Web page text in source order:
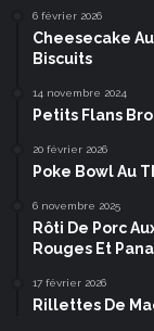
6 février 2026
Cheesecake
Biscuits
14 novembre 2024
Petits Flans
20 février 2026
Poke Bowl Au
6 novembre 2025
Rôti De Porc
Rouges Et
17 février 2026
Rillettes De